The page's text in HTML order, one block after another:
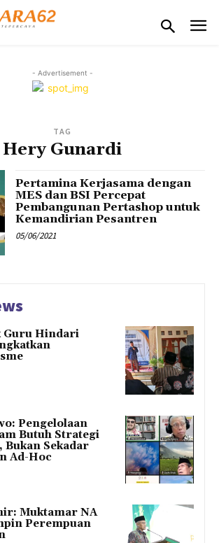
- Advertisement -
TAG
Hery Gunardi
Pertamina Kerjasama dengan
MES dan BSI Percepat
Pembangunan Pertashop untuk
Kemandirian Pesantren
05/06/2021
Guru Hindari
Pengelolaan
Butuh Strategi
Bukan Sekadar
Ad-Hoc
Muktamar NA
Perempuan